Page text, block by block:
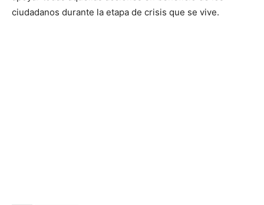
ciudadanos durante la etapa de crisis que se vive.